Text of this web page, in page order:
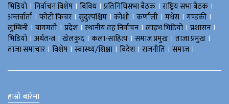
भिडियाे । निर्वाचन विशेष । बिविध। प्रतिनिधिसभा बैठक । राष्ट्रिय सभा बैठक ।
अन्तर्वार्ता । फोटो फिचर । सुदुरपश्चिम । काेशी । कर्णाली । मधेस । गण्डकी ।
लुम्बिनी । बागमती । प्रदेश । स्थानीय तह निर्वाचन । लाइभ भिडियो । प्रशासन ।
भिडियो । अर्थतन्त्र । खेलकुद । कला-साहित्य । समाज प्रमुख । ताजा प्रमुख ।
ताजा समाचार । विशेष । स्वास्थ्य/शिक्षा । विदेश । राजनीति । समाज ।
हाम्रो बारेमा